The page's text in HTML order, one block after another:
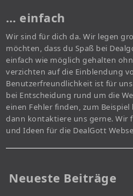
… einfach
Wir sind für dich da. Wir legen
möchten, dass du Spaß bei
einfach wie möglich gehalten
verzichten auf die Einblendung
Benutzerfreundlichkeit ist für
bei Entscheidung rund um die
einen Fehler finden, zum
dann kontaktiere uns gerne. Wir
und Ideen für die DealGott
Neueste Beiträge